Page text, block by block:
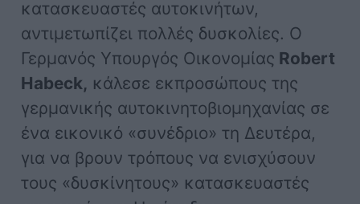
κατασκευαστές αυτοκινήτων,
αντιμετωπίζει πολλές δυσκολίες. Ο
Γερμανός Υπουργός Οικονομίας Robert
Habeck, κάλεσε εκπροσώπους της
γερμανικής αυτοκινητοβιομηχανίας σε
ένα εικονικό «συνέδριο» τη Δευτέρα,
για να βρουν τρόπους να ενισχύσουν
τους «δυσκίνητους» κατασκευαστές